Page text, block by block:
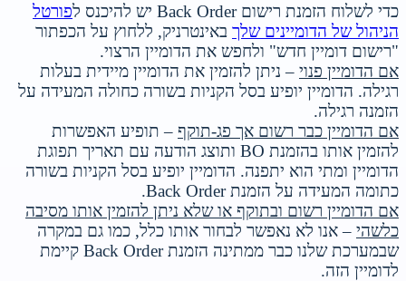
כדי לשלוח הזמנת רישום Back Order יש להיכנס ל
פורטל
הניהול של הדומיינים שלךבאינטרניק, ללחוץ על הכפתור
"רישום דומיין חדש" ולחפש את הדומיין הרצוי.
אם הדומיין פנוי– ניתן להזמין את הדומיין מיידית בעלות
רגילה. הדומיין יופיע בסל הקניות בשורה כחולה המעידה על
הזמנה רגילה.
אם הדומיין כבר רשום אך פג-תוקף– תופיע האפשרות
להזמין אותו בהזמנת BO ותוצג הודעה עם תאריך תפוגת
הדומיין ומתי הוא יתפנה. הדומיין יופיע בסל הקניות בשורה
כתומה המעידה על הזמנת Back Order.
אם הדומיין רשום ובתוקף או שלא ניתן להזמין אותו מסיבה
כלשהי– אנו לא נאפשר לבחור אותו כלל, כמו גם במקרה
שבמערכת שלנו כבר ממתינה הזמנת Back Order קיימת
לדומיין הזה.